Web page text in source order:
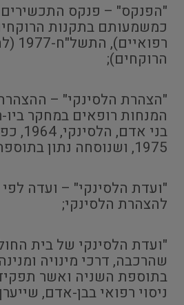
"הפנקס" – פנקס התכשירים
כמשמעותם בתקנות
הרוקחים);
"הצהרת הלסינקי" –
המנחות רופאים במחקר
בני
1975, ושנוסחה נתון בתוספת;
להצהרת הלסינקי;
"ועדת הלסינקי של בית
שהרכבה, דרכי מינויה
בתוספת השניה ואשר
ניסוי רפואי בבן-אדם,